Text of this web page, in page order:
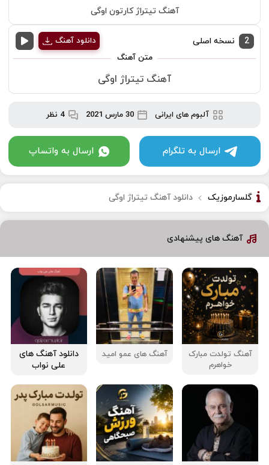
آهنگ تيتراژ کارتون اوگی
2 نسخه اصلی دانلود آهنگ
آهنگ تيتراژ اوگی
آلبوم های ایرانی 30 مارس 2021 4 نظر
ارسال به تلگرام ارسال به واتساپ
گلسارموزیک دانلود آهنگ تيتراژ اوگی
آهنگ های پیشنهادی
آهنگ تولدت مبارک
خواهرم
آهنگ های عمو امید
دانلود آهنگ های
علی نواب